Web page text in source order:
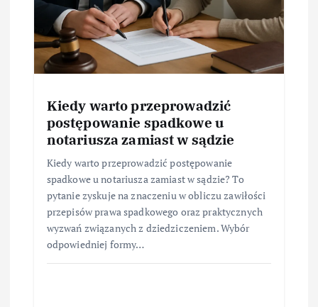
Kiedy warto przeprowadzić
postępowanie spadkowe u
notariusza zamiast w sądzie
Kiedy warto przeprowadzić postępowanie
spadkowe u notariusza zamiast w sądzie? To
pytanie zyskuje na znaczeniu w obliczu zawiłości
przepisów prawa spadkowego oraz praktycznych
wyzwań związanych z dziedziczeniem. Wybór
odpowiedniej formy…